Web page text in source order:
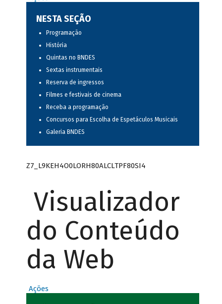
NESTA SEÇÃO
Programação
História
Quintas no BNDES
Sextas instrumentais
Reserva de ingressos
Filmes e festivais de cinema
Receba a programação
Concursos para Escolha de Espetáculos Musicais
Galeria BNDES
Z7_L9KEH4O0LORH80ALCLTPF80SI4
Visualizador
do Conteúdo
da Web
Ações